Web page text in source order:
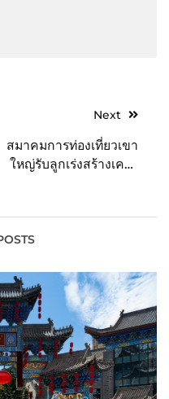
Next
สมาคมการท่องเที่ยวเขา
ใหญ่รับลูกเร่งสร้างเครือ
เมืองท้องฟ้ามืด”